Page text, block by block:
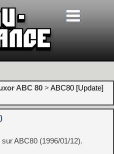
ABC 80 > ABC80 [Update]
ABC80 (1996/01/12).